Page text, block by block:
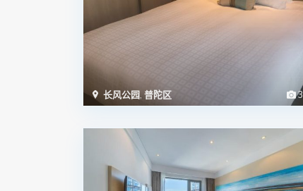
3
长风公园,普陀区